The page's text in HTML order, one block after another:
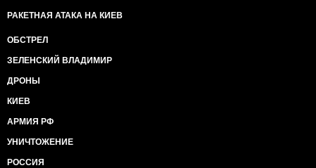
РАКЕТНАЯ АТАКА НА КИЕВ
ОБСТРЕЛ
ЗЕЛЕНСКИЙ ВЛАДИМИР
ДРОНЫ
КИЕВ
АРМИЯ РФ
УНИЧТОЖЕНИЕ
РОССИЯ